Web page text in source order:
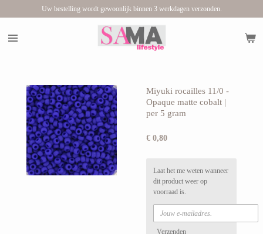
de
Uw bestelling wordt gewoonlijk binnen 3 werkdagen verzonden.
Miyuki rocailles 11/0 -
Opaque matte cobalt |
per 5 gram
€ 0,80
Laat het me weten wanneer
dit product weer op
voorraad is.
Verzenden